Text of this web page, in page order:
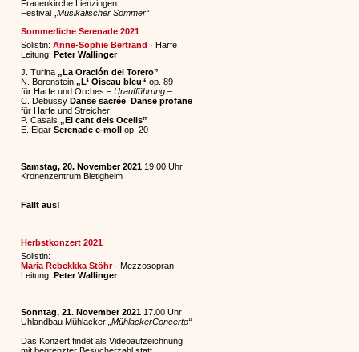
Frauenkirche Lienzingen
Festival „Musikalischer Sommer“
Sommerliche Serenade 2021
Solistin:Anne-Sophie Bertrand · Harfe
Leitung:Peter Wallinger
J. Turina„La Oración del Torero”
N. Borenstein„L‘ Oiseau bleu“op. 89
für Harfe und Orches– Uraufführung –
C. DebussyDanse sacrée Danse profane
für Harfe und Streicher
P. Casals„El cant dels Ocells”
E. ElgarSerenade e-moll op. 20
Samstag, 20. November 2021 19.00 Uhr
Kronenzentrum Bietigheim
Fällt aus!
Herbstkonzert 2021
Solistin:
Maria Rebekkka Stöhr · Mezzosopran
Leitung:Peter Wallinger
Sonntag, 21. November 2021 17.00 Uhr
Uhlandbau Mühlacker „MühlackerConcerto“
Das Konzert findet als Videoaufzeichnung